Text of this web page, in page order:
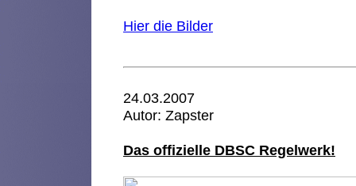
Hier die Bilder
24.03.2007
Autor: Zapster
Das offizielle DBSC Regelwerk!